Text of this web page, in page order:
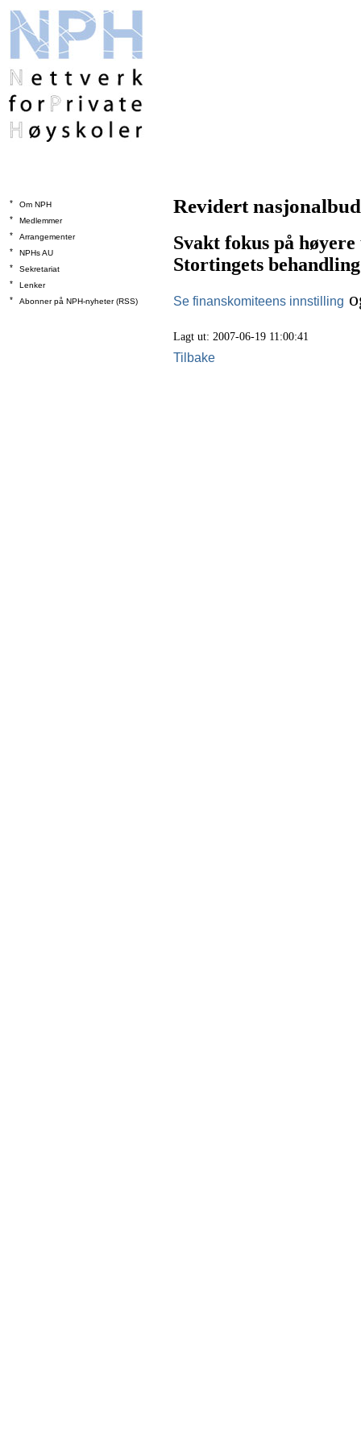
*
Om NPH
*
Medlemmer
*
Arrangementer
*
NPHs AU
*
Sekretariat
*
Lenker
*
Abonner på NPH-nyheter (RSS)
Revidert
Svakt fokus på
Stortingets
Se finanskomiteens innstilling
Lagt ut: 2007-06-19 11:00:41
Tilbake